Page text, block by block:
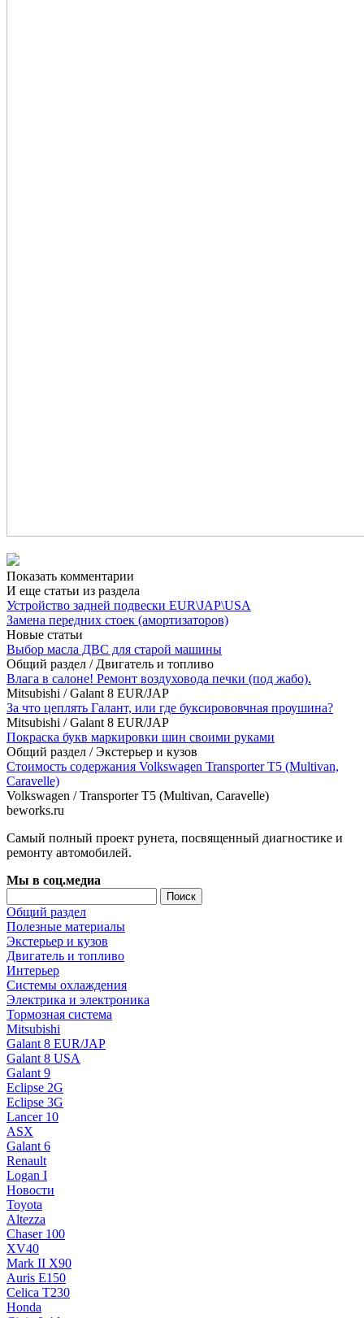
Показать комментарии
И еще статьи из раздела
Устройство задней подвески EUR\JAP\USA
Замена передних стоек (амортизаторов)
Новые статьи
Выбор масла ДВС для старой машины
Общий раздел / Двигатель и топливо
Влага в салоне! Ремонт воздуховода печки (под жабо).
Mitsubishi /Galant 8 EUR/JAP
За что цеплять Галант, или где буксирововчная проушина?
Mitsubishi /Galant 8 EUR/JAP
Покраска букв маркировки шин своими руками
Общий раздел /Экстерьер и кузов
Стоимость содержания Volkswagen Transporter T5 (Multivan,
Caravelle)
Volkswagen /Transporter T5 (Multivan, Caravelle)
beworks.ru
Самый полный проект рунета, посвященный диагностике и
ремонту автомобилей.
Мы в соц.медиа
Общий раздел
Полезные материалы
Экстерьер и кузов
Двигатель и топливо
Интерьер
Системы охлаждения
Электрика и электроника
Тормозная система
Mitsubishi
Galant 8 EUR/JAP
Galant 8 USA
Galant 9
Eclipse 2G
Eclipse 3G
Lancer 10
ASX
Galant 6
Renault
Logan I
Новости
Toyota
Altezza
Chaser 100
XV40
Mark II X90
Auris E150
Celica T230
Honda